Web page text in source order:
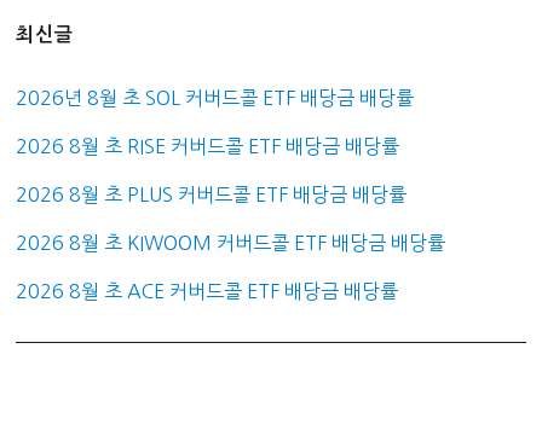
최신글
2026년 8월 초 SOL 커버드콜 ETF 배당금 배당률
2026 8월 초 RISE 커버드콜 ETF 배당금 배당률
2026 8월 초 PLUS 커버드콜 ETF 배당금 배당률
2026 8월 초 KIWOOM 커버드콜 ETF 배당금 배당률
2026 8월 초 ACE 커버드콜 ETF 배당금 배당률